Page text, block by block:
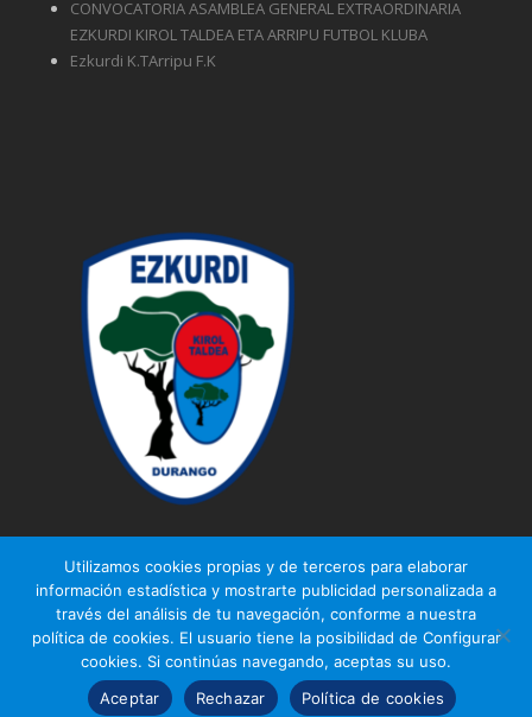
CONVOCATORIA ASAMBLEA GENERAL EXTRAORDINARIA
EZKURDI KIROL TALDEA ETA ARRIPU FUTBOL KLUBA
Ezkurdi K.TArripu F.K
© Ezkurdi KT
Aviso legal|Política de privacidad| Política de cookies
Diseño webGurenet
Utilizamos cookies propias y de terceros para elaborar
información estadística y mostrarte publicidad personalizada a
través del análisis de tu navegación, conforme a nuestra
política de cookies. El usuario tiene la posibilidad de Configurar
cookies. Si continúas navegando, aceptas su uso.
Aceptar
Rechazar Política de cookies